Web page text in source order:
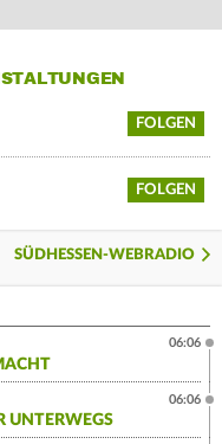
FOLGEN
FOLGEN
SÜDHESSEN-WEBRADIO
06:06
UNTERWEGS
06:06